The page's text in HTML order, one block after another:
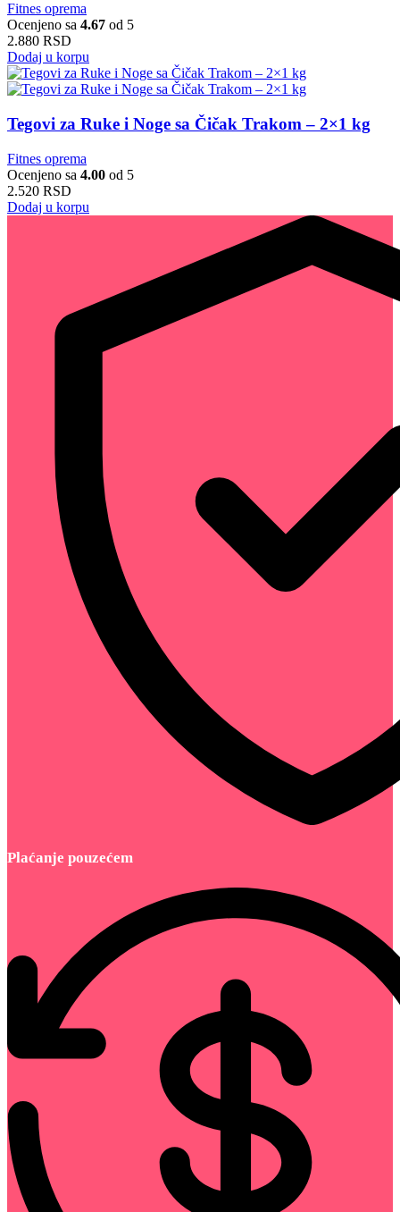
Fitnes oprema
Ocenjeno sa 4.67 od 5
2.880 RSD
Dodaj u korpu
Tegovi za Ruke i Noge sa Čičak Trakom – 2×1 kg
Fitnes oprema
Ocenjeno sa 4.00 od 5
2.520 RSD
Dodaj u korpu
Plaćanje pouzećem